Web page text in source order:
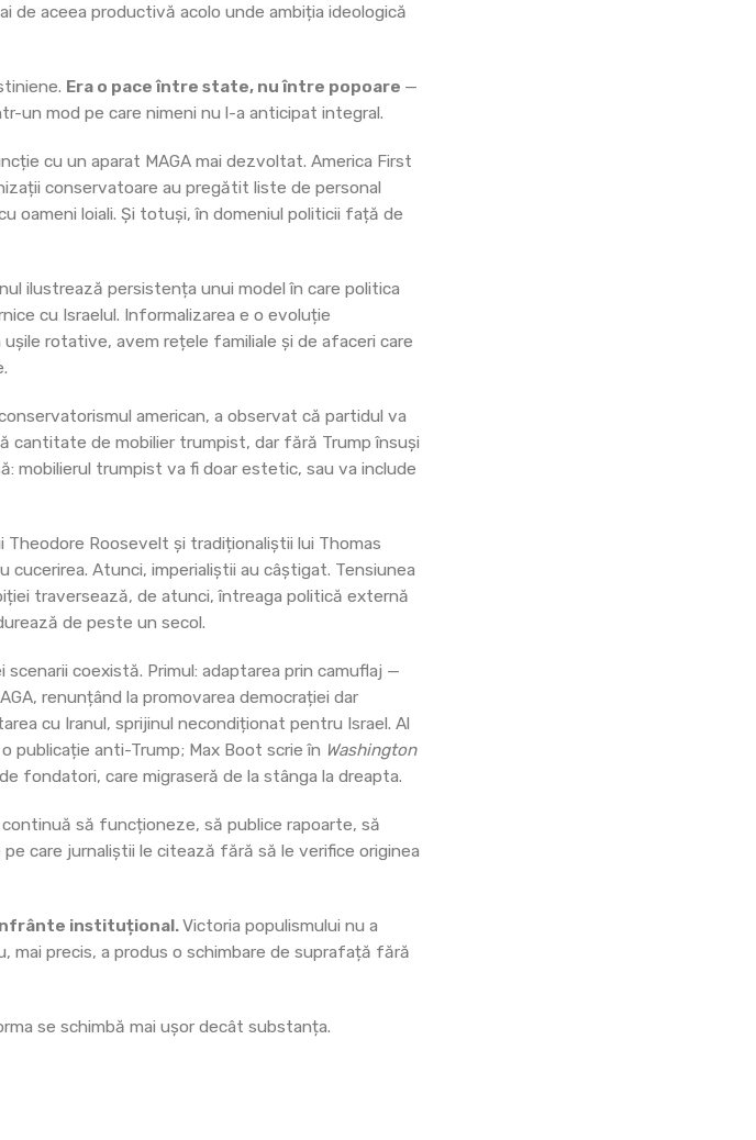
aceea productivă acolo unde ambiția ideologică
Era o pace între state, nu între popoare —
un mod pe care nimeni nu l-a anticipat integral.
cu un aparat MAGA mai dezvoltat. America First
conservatoare au pregătit liste de personal
oameni loiali. Și totuși, în domeniul politicii față de
ilustrează persistența unui model în care politica
cu Israelul. Informalizarea e o evoluție
rotative, avem rețele familiale și de afaceri care
american, a observat că partidul va
cantitate de mobilier trumpist, dar fără Trump însuși
mobilierul trumpist va fi doar estetic, sau va include
Theodore Roosevelt și tradiționaliștii lui Thomas
cucerirea. Atunci, imperialiștii au câștigat. Tensiunea
traversează, de atunci, întreaga politică externă
de peste un secol.
coexistă. Primul: adaptarea prin camuflaj —
renunțând la promovarea democrației dar
cu Iranul, sprijinul necondiționat pentru Israel. Al
o publicație anti-Trump; Max Boot scrie în Washington
fondatori, care migraseră de la stânga la dreapta.
să funcționeze, să publice rapoarte, să
care jurnaliștii le citează fără să le verifice originea
instituțional.Victoria populismului nu a
mai precis, a produs o schimbare de suprafață fără
se schimbă mai ușor decât substanța.